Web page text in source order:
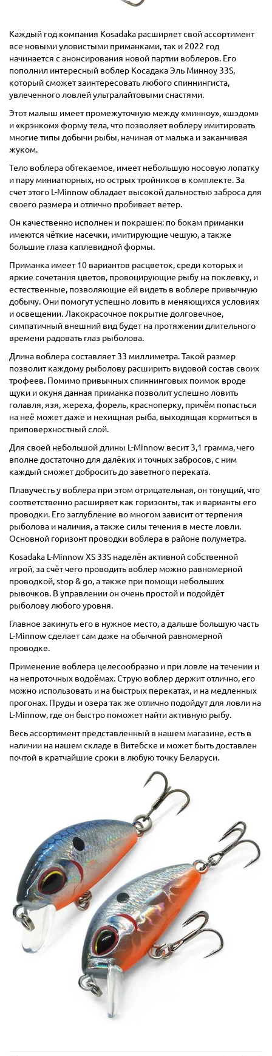
Каждый год компания Kosadaka расширяет свой ассортимент
все новыми уловистыми приманками, так и 2022 год
начинается с анонсирования новой партии воблеров. Его
пополнил интересный воблер Косадака Эль Минноу 33S,
который сможет заинтересовать любого спиннингиста,
увлеченного ловлей ультралайтовыми снастями.
Этот малыш имеет промежуточную между «минноу», «шэдом»
и «крэнком» форму тела, что позволяет воблеру имитировать
многие типы добычи рыбы, начиная от малька и заканчивая
жуком.
Тело воблера обтекаемое, имеет небольшую носовую лопатку
и пару миниатюрных, но острых тройников в комплекте. За
счет этого L-Minnow обладает высокой дальностью заброса для
своего размера и отлично пробивает ветер.
Он качественно исполнен и покрашен: по бокам приманки
имеются чёткие насечки, имитирующие чешую, а также
большие глаза каплевидной формы.
Приманка имеет 10 вариантов расцветок, среди которых и
яркие сочетания цветов, провоцирующие рыбу на поклевку, и
естественные, позволяющие ей видеть в воблере привычную
добычу. Они помогут успешно ловить в меняющихся условиях
и освещении. Лакокрасочное покрытие долговечное,
симпатичный внешний вид будет на протяжении длительного
времени радовать глаз рыболова.
Длина воблера составляет 33 миллиметра. Такой размер
позволит каждому рыболову расширить видовой состав своих
трофеев. Помимо привычных спиннинговых поимок вроде
щуки и окуня данная приманка позволит успешно ловить
голавля, язя, жереха, форель, красноперку, причём попасться
на неё может даже и нехищная рыба, выходящая кормиться в
приповерхностный слой.
Для своей небольшой длины L-Minnow весит 3,1 грамма, чего
вполне достаточно для далёких и точных забросов, с ним
каждый сможет добросить до заветного переката.
Плавучесть у воблера при этом отрицательная, он тонущий, что
соответственно расширяет как горизонты, так и варианты его
проводки. Его заглубление во многом зависит от терпения
рыболова и наличия, а также силы течения в месте ловли.
Основной горизонт проводки воблера в районе полуметра.
Kosadaka L-Minnow XS 33S наделён активной собственной
игрой, за счёт чего проводить воблер можно равномерной
проводкой, stop & go, а также при помощи небольших
рывочков. В управлении он очень простой и подойдёт
рыболову любого уровня.
Главное закинуть его в нужное место, а дальше большую часть
L-Minnow сделает сам даже на обычной равномерной
проводке.
Применение воблера целесообразно и при ловле на течении и
на непроточных водоёмах. Струю воблер держит отлично, его
можно использовать и на быстрых перекатах, и на медленных
прогонах. Пруды и озера так же отлично подойдут для ловли на
L-Minnow, где он быстро поможет найти активную рыбу.
Весь ассортимент представленный в нашем магазине, есть в
наличии на нашем складе в Витебске и может быть доставлен
почтой в кратчайшие сроки в любую точку Беларуси.